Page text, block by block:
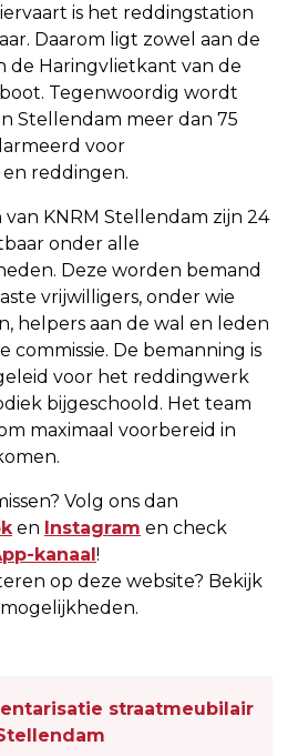
is het reddingstation
Daarom ligt zowel aan de
de Haringvlietkant van de
Tegenwoordig wordt
Stellendam meer dan 75
voor
reddingen.
KNRM Stellendam zijn 24
onder alle
Deze worden bemand
vrijwilligers, onder wie
helpers aan de wal en leden
commissie. De bemanning is
voor het reddingwerk
bijgeschoold. Het team
maximaal voorbereid in
Volg ons dan
en Instagram en check
kanaal!
op deze website? Bekijk
straatmeubilair